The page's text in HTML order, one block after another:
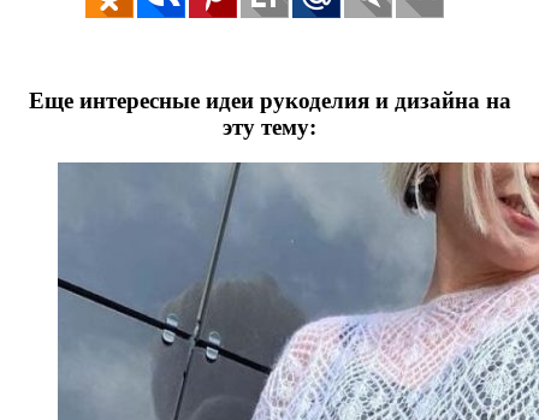
Еще интересные идеи рукоделия и дизайна на
эту тему: